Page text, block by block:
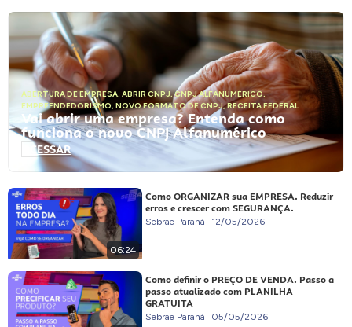
ABERTURA DE EMPRESA, ABRIR CNPJ,CNPJ ALFANUMÉRICO,
EMPREENDEDORISMO, NOVO FORMATO DE CNPJ,RECEITA FEDERAL
Vai abrir uma empresa? Entenda como
funciona o novo CNPJ Alfanumérico
ACESSAR
06:24
Como ORGANIZAR sua EMPRESA. Reduzir
erros e crescer com SEGURANÇA.
Sebrae Paraná 12/05/2026
Como definir o PREÇO DE VENDA. Passo a
passo atualizado com PLANILHA
GRATUITA
Sebrae Paraná 05/05/2026